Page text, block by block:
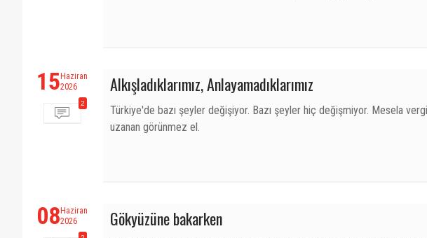
15 Haziran
2026
2
Alkışladıklarımız, Anlayamadıklarımız
Türkiye'de bazı şeyler değişiyor. Bazı şeyler hiç değişmiyor. Mesela
uzanan görünmez el.
08 Haziran
2026
Gökyüzüne bakarken